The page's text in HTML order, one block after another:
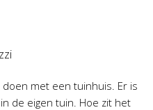
met een tuinhuis. Er is
de eigen tuin. Hoe zit het